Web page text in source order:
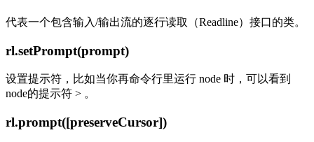
代表一个包含输入/输出流的逐行读取（Readline）接口的类。
rl.setPrompt(prompt)
设置提示符，比如当你再命令行里运行 node 时，可以看到
node的提示符 > 。
rl.prompt([preserveCursor])